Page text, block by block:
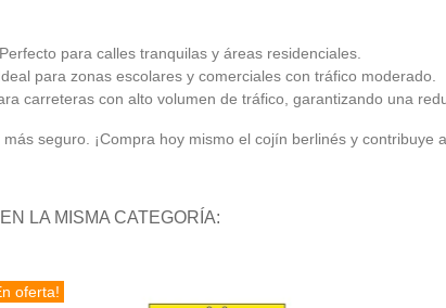
Perfecto para calles tranquilas y áreas residenciales.
para zonas escolares y comerciales con tráfico moderado.
carreteras con alto volumen de tráfico, garantizando una
seguro. ¡Compra hoy mismo el cojín berlinés y contribuye
LA MISMA CATEGORÍA:
oferta!